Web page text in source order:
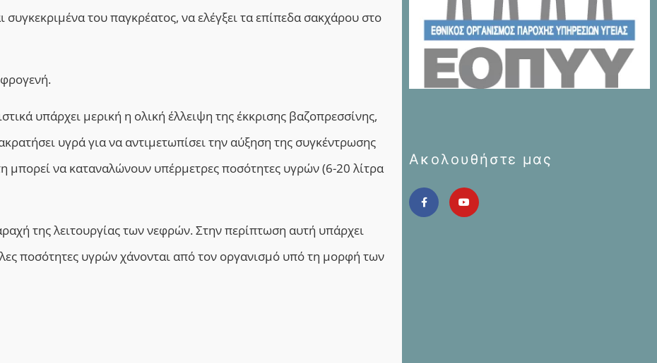
του παγκρέατος, να ελέγξει τα επίπεδα σακχάρου στο
υπάρχει μερική η ολική έλλειψη της έκκρισης βαζοπρεσσίνης,
υγρά για να αντιμετωπίσει την αύξηση της συγκέντρωσης
μπορεί να καταναλώνουν υπέρμετρες ποσότητες υγρών (6-20 λίτρα
της λειτουργίας των νεφρών. Στην περίπτωση αυτή υπάρχει
ποσότητες υγρών χάνονται από τον οργανισμό υπό τη μορφή των
Ακολουθήστε μας